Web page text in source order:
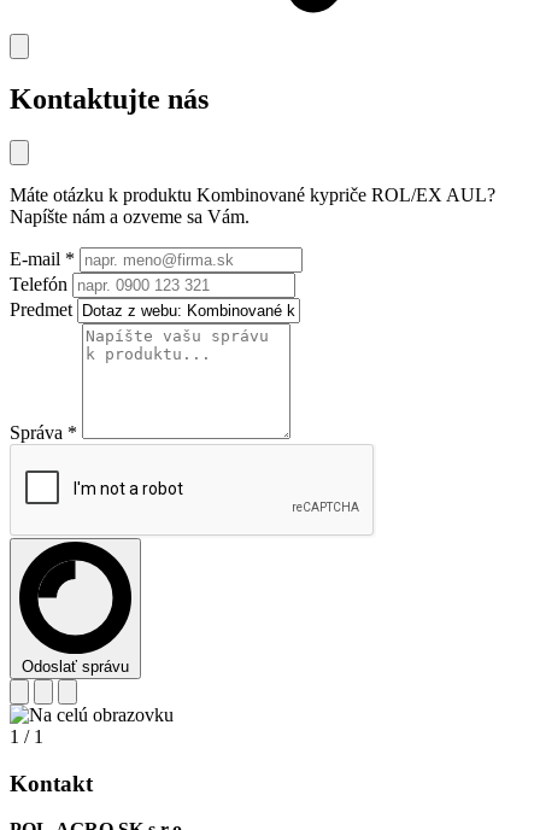
Kontaktujte nás
Máte otázku k produktu Kombinované kypriče ROL/EX AUL?
Napíšte nám a ozveme sa Vám.
E-mail *
Telefón
Predmet
Správa *
Odoslať správu
1 / 1
Kontakt